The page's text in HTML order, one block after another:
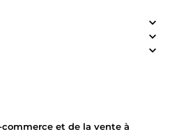
et de la vente à